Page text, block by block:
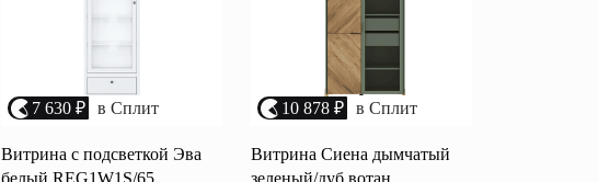
7 630 ₽ в Сплит
Витрина с подсветкой Эва
белый REG1W1S/65
10 878 ₽ в Сплит
Витрина Сиена дымчатый
зеленый/дуб вотан